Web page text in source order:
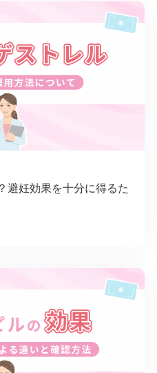
避妊効果を十分に得るた